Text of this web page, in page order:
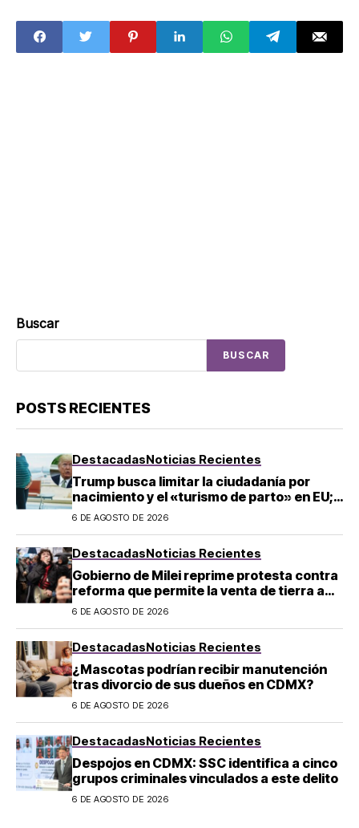
justiciero se
registran en
Jalisco
Buscar
BUSCAR
POSTS RECIENTES
DestacadasNoticias Recientes
Trump busca limitar la ciudadanía por
nacimiento y el «turismo de parto» en EU;
¿a quién afecta?
6 DE AGOSTO DE 2026
DestacadasNoticias Recientes
Gobierno de Milei reprime protesta contra
reforma que permite la venta de tierra a
extranjeros en Argentina
6 DE AGOSTO DE 2026
DestacadasNoticias Recientes
¿Mascotas podrían recibir manutención
tras divorcio de sus dueños en CDMX?
6 DE AGOSTO DE 2026
DestacadasNoticias Recientes
Despojos en CDMX: SSC identifica a cinco
grupos criminales vinculados a este delito
6 DE AGOSTO DE 2026